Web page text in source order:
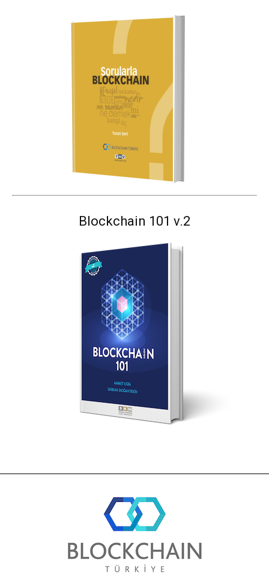
Blockchain 101 v.2